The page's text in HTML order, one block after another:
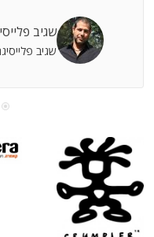
שגיב
שגיב